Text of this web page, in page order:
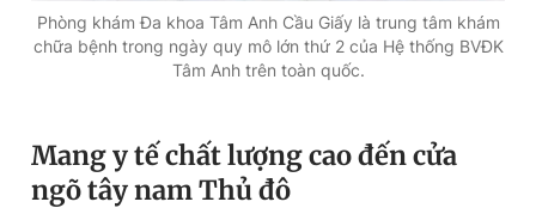
Hotline Liên hệ quảng cáo
Phòng khám Đa khoa Tâm Anh Cầu Giấy là trung tâm khám
chữa bệnh trong ngày quy mô lớn thứ 2 của Hệ thống BVĐK
Tâm Anh trên toàn quốc.
Mang y tế chất lượng cao đến cửa
ngõ tây nam Thủ đô